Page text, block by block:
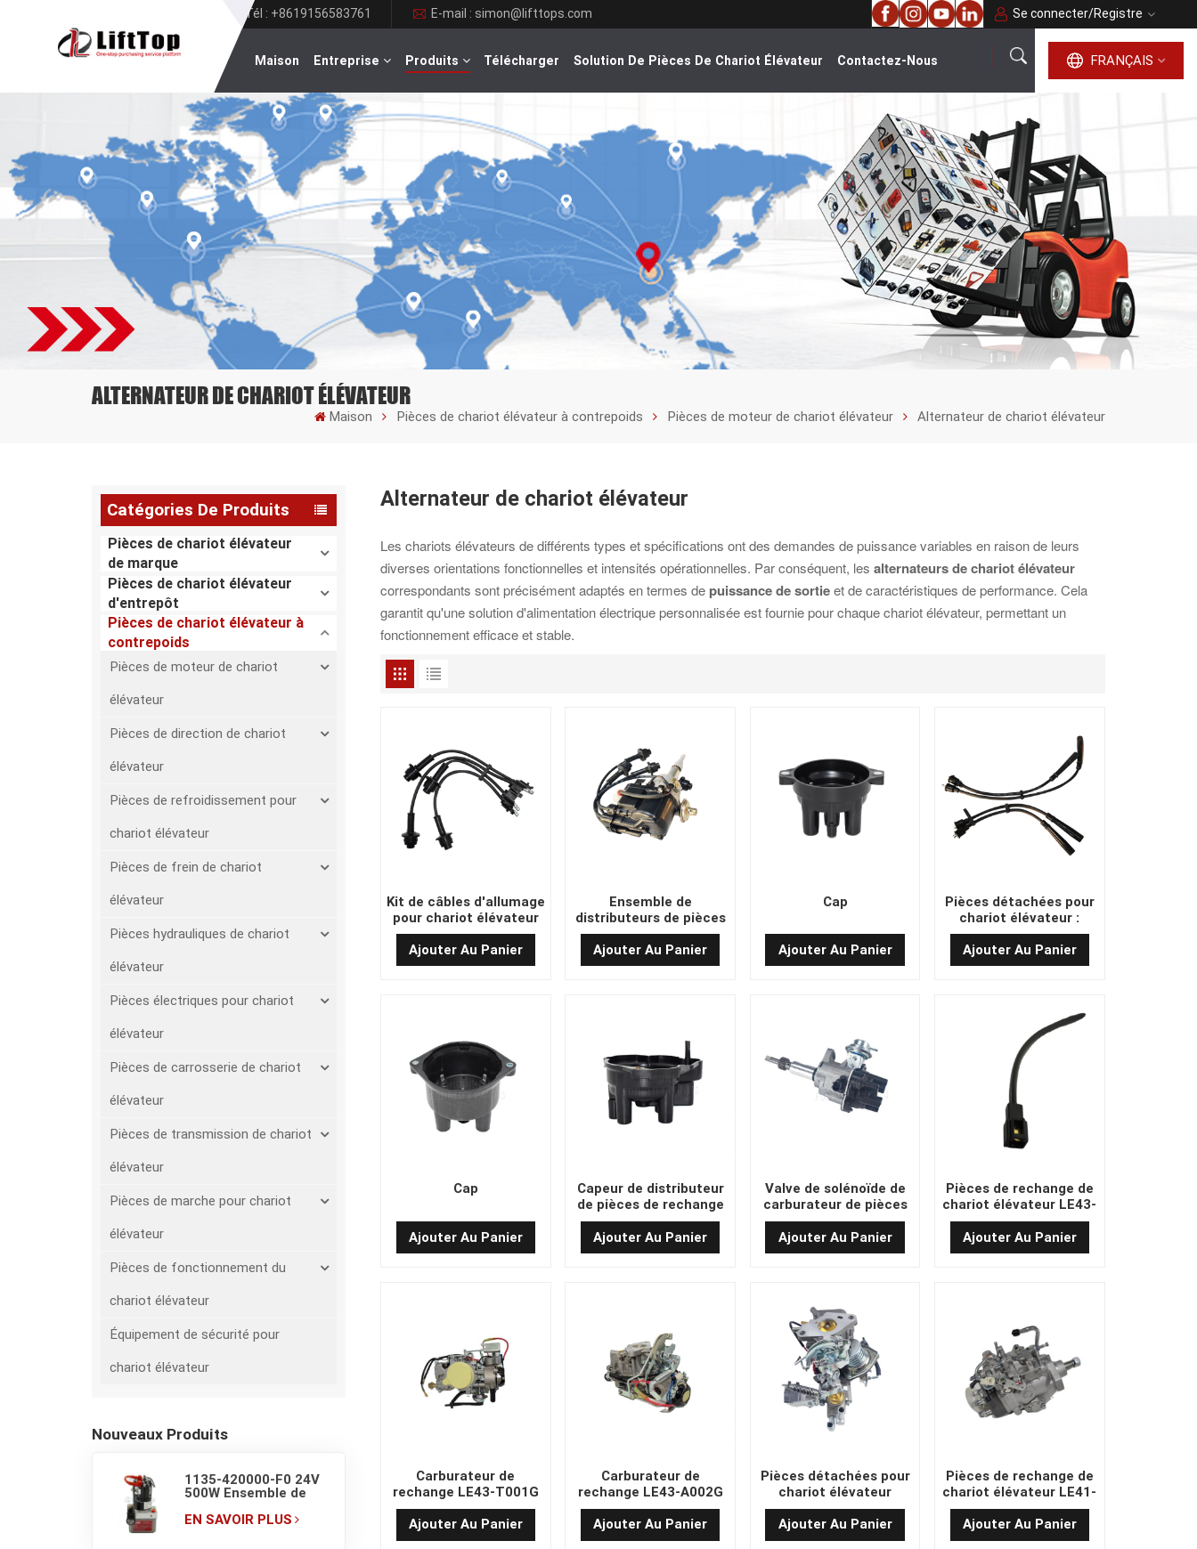
Tél : +8619156583761 E-mail : simon@lifttops.com Se connecter/Registre
Maison Entreprise Produits Télécharger Solution De Pièces De Chariot Élévateur Contactez-Nous FRANÇAIS
français
English
русский
español
português
العربية
ALTERNATEUR DE CHARIOT ÉLÉVATEUR
Maison Pièces de chariot élévateur à contrepoids Pièces de moteur de chariot élévateur Alternateur de chariot élévateur
Catégories De Produits
Pièces de chariot élévateur
de marque
Pièces de chariot élévateur
d'entrepôt
Pièces de chariot élévateur à
contrepoids
Pièces de moteur de chariot
élévateur
Pièces de direction de chariot
élévateur
Pièces de refroidissement pour
chariot élévateur
Pièces de frein de chariot
élévateur
Pièces hydrauliques de chariot
élévateur
Pièces électriques pour chariot
élévateur
Pièces de carrosserie de chariot
élévateur
Pièces de transmission de chariot
élévateur
Pièces de marche pour chariot
élévateur
Pièces de fonctionnement du
chariot élévateur
Équipement de sécurité pour
chariot élévateur
Nouveaux Produits
1135-420000-F0 24V
500W Ensemble de
hydraulique pour
EN SAVOIR PLUS
Alternateur de chariot élévateur
Les chariots élévateurs de différents types et spécifications ont des demandes de puissance variables en raison de leurs
diverses orientations fonctionnelles et intensités opérationnelles. Par conséquent, lesalternateurs de chariot élévateur
correspondants sont précisément adaptés en termes de puissance de sortieet de caractéristiques de performance. Cela
garantit qu'une solution d'alimentation électrique personnalisée est fournie pour chaque chariot élévateur, permettant un
fonctionnement efficace et stable.
Kit de câbles d'allumage
pour chariot élévateur
4Y
Ajouter Au Panier
Ensemble de
distributeurs de pièces
de rechange de chariot
élévateur
Ajouter Au Panier
Cap
Ajouter Au Panier
Pièces détachées pour
chariot élévateur :
câble de vérin/câble
d'allumage
Ajouter Au Panier
Cap
Ajouter Au Panier
Capeur de distributeur
de pièces de rechange
de chariot
Ajouter Au Panier
Valve de solénoïde de
carburateur de pièces
de rechange
Ajouter Au Panier
Pièces de rechange de
chariot élévateur LE43-
T002G Saloude du
carburateur
Ajouter Au Panier
Carburateur de
rechange LE43-T001G
LE43-T001G
Ajouter Au Panier
Carburateur de
rechange LE43-A002G
LE43-A002G
Ajouter Au Panier
Pièces détachées pour
chariot élévateur
K21/H15 : carburateur à
refroidissement par eau
à température
Ajouter Au Panier
Pièces de rechange de
chariot élévateur LE41-
S001G Pompe diesel
Ajouter Au Panier